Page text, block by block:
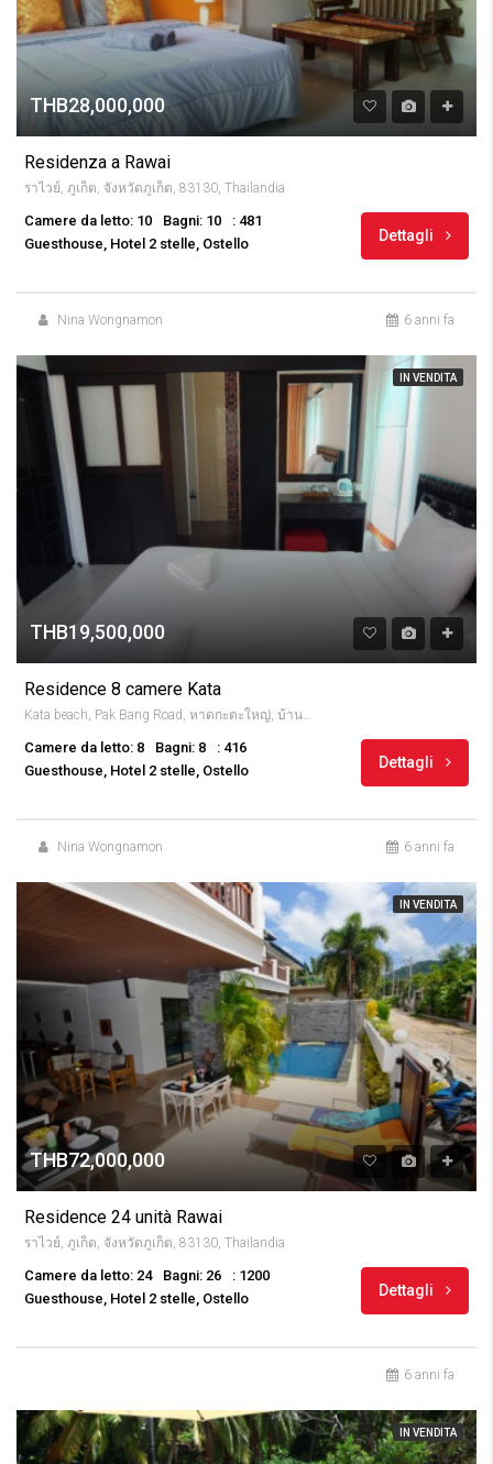
THB28,000,000
Residenza a Rawai
ราไวย์, ภูเก็ต, จังหวัดภูเก็ต, 83130, Thailandia
Camere da letto: 10 Bagni: 10
: 481
Guesthouse, Hotel 2 stelle, Ostello
Dettagli
Nina Wongnamon 6 anni fa
IN VENDITA
THB19,500,000
Residence 8 camere Kata
Kata beach, Pak Bang Road, หาดกะตะใหญ่, บ้านกะตะ, จังหวัดภูเก็ต, 83100, Thailandia
Camere da letto: 8 Bagni: 8
: 416
Guesthouse, Hotel 2 stelle, Ostello
Dettagli
Nina Wongnamon 6 anni fa
IN VENDITA
THB72,000,000
Residence 24 unità Rawai
ราไวย์, ภูเก็ต, จังหวัดภูเก็ต, 83130, Thailandia
Camere da letto: 24 Bagni: 26
: 1200
Guesthouse, Hotel 2 stelle, Ostello
Dettagli
6 anni fa
IN VENDITA